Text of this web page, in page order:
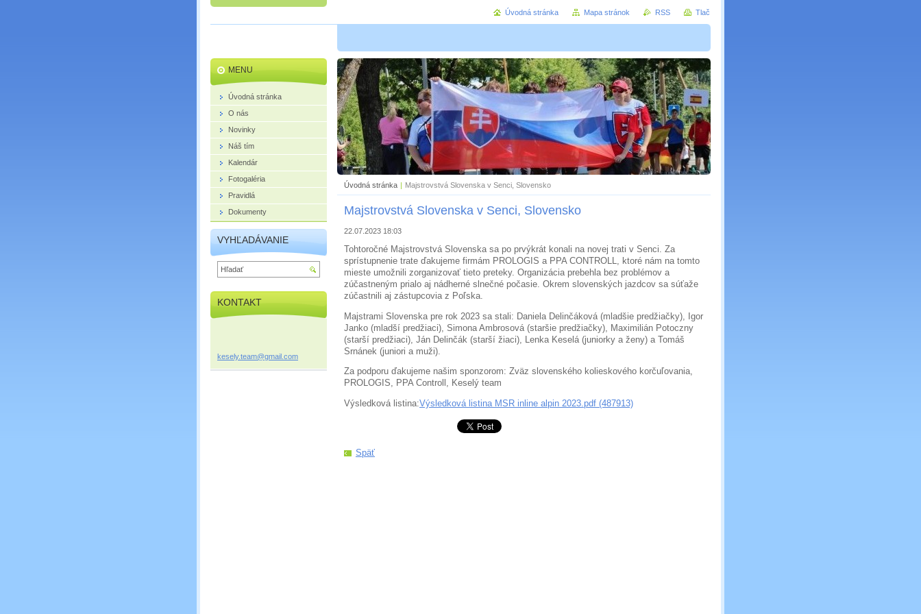
Úvodná stránka | Majstrovstvá Slovenska v Senci, Slovensko
Majstrovstvá Slovenska v Senci, Slovensko
22.07.2023 18:03
Tohtoročné Majstrovstvá Slovenska sa po prvýkrát konali na novej trati v Senci. Za
sprístupnenie trate ďakujeme firmám PROLOGIS a PPA CONTROLL, ktoré nám na tomto
mieste umožnili zorganizovať tieto preteky. Organizácia prebehla bez problémov a
zúčastneným prialo aj nádherné slnečné počasie. Okrem slovenských jazdcov sa súťaže
zúčastnili aj zástupcovia z Poľska.
Majstrami Slovenska pre rok 2023 sa stali: Daniela Delinčáková (mladšie predžiačky), Igor
Janko (mladší predžiaci), Simona Ambrosová (staršie predžiačky), Maximilián Potoczny
(starší predžiaci), Ján Delinčák (starší žiaci), Lenka Keselá (juniorky a ženy) a Tomáš
Srnánek (juniori a muži).
Za podporu ďakujeme našim sponzorom: Zväz slovenského kolieskového korčuľovania,
PROLOGIS, PPA Controll, Keselý team
Výsledková listina:Výsledková listina MSR inline alpin 2023.pdf (487913)
Späť
MENU
Úvodná stránka
O nás
Novinky
Náš tím
Kalendár
Fotogaléria
Pravidlá
Dokumenty
VYHĽADÁVANIE
KONTAKT
kesely.team@gmail.com
Úvodná stránka Mapa stránok RSS Tlač